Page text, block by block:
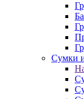
Сумки